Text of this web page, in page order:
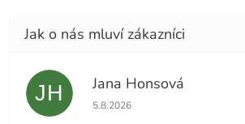
JH Jana Honsová
Hodnocení obchodu je 5 z 5
5.8.2026